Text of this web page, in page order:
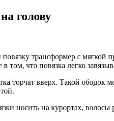
голову
трансформер с мягкой
том, что повязка легко
торчат вверх. Такой
носить на курортах,